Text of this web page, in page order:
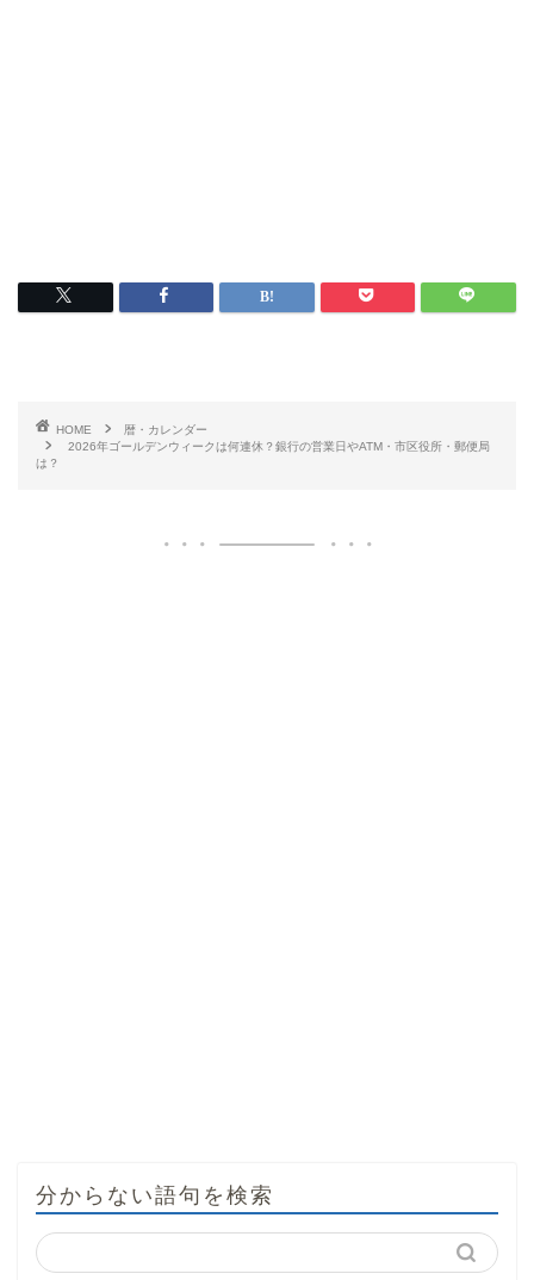
HOME
暦・カレンダー
2026年ゴールデンウィークは何連休？銀行の営業日やATM・市区役所・郵便局
は？
分からない語句を検索